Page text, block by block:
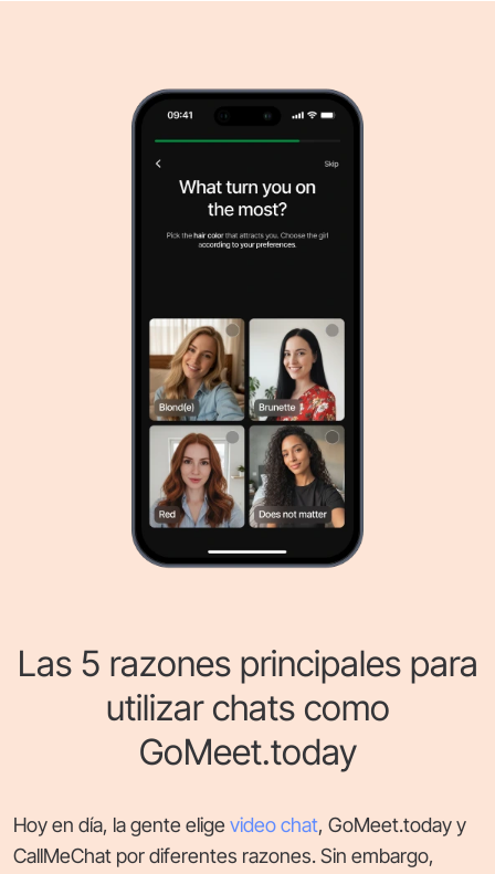
Las 5 razones principales para
utilizar chats como
GoMeet.today
Hoy en día, la gente elige video chat, GoMeet.today y
CallMeChat por diferentes razones. Sin embargo,